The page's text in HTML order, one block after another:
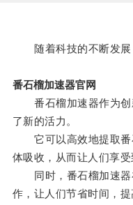
随着科技的不断发展
番石榴加速器官网
番石榴加速器作为创
了新的活力。
它可以高效地提取番
体吸收，从而让人们享受
同时，番石榴加速器
作，让人们节省时间，提